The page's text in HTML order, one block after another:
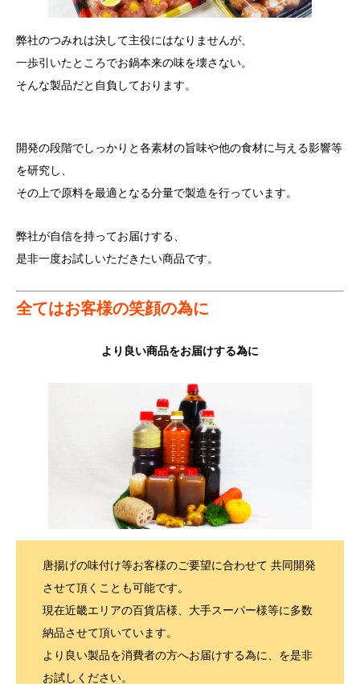
弊社のつみれは決して主役にはなりませんが、
一歩引いたところでお鍋本来の味を壊さない。
そんな製品だと自負しております。
開発の段階でしっかりと各素材の旨味や他の食材に与える影響等
を研究し、
その上で原料を最適となる分量で製造を行っています。
弊社が自信を持ってお届けする、
是非一度お試しいただきたい商品です。
全てはお客様の笑顔の為に
より良い商品をお届けする為に
唐揚げの味付け等お客様のご要望に合わせて 共同開発
させて頂くことも可能です。
現在近畿エリアの百貨店様、大手スーパー様等に多数
納品させて頂いています。
より良い製品を消費者の方へお届けする為に、を是非
お試しください。